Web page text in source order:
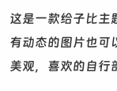
这是一款给子比主
有动态的图片也可
美观，喜欢的自行